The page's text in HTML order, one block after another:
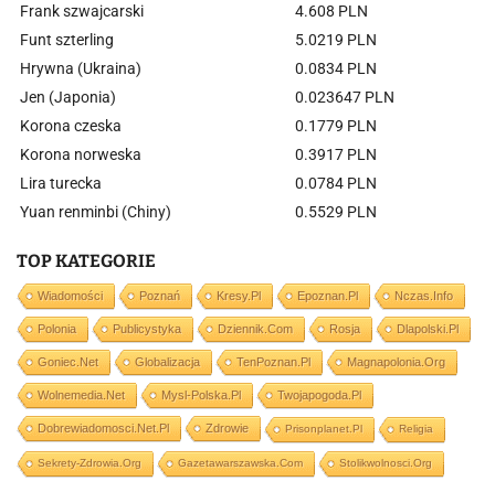
Frank szwajcarski
4.608 PLN
Funt szterling
5.0219 PLN
Hrywna (Ukraina)
0.0834 PLN
Jen (Japonia)
0.023647 PLN
Korona czeska
0.1779 PLN
Korona norweska
0.3917 PLN
Lira turecka
0.0784 PLN
Yuan renminbi (Chiny)
0.5529 PLN
TOP KATEGORIE
Wiadomości Poznań Kresy.pl Epoznan.pl Nczas.info
Polonia Publicystyka Dziennik.com Rosja Dlapolski.pl
Goniec.net Globalizacja TenPoznan.pl Magnapolonia.org
Wolnemedia.net Mysl-Polska.pl Twojapogoda.pl
Dobrewiadomosci.net.pl Zdrowie Prisonplanet.pl Religia
Sekrety-Zdrowia.org Gazetawarszawska.com Stolikwolnosci.org